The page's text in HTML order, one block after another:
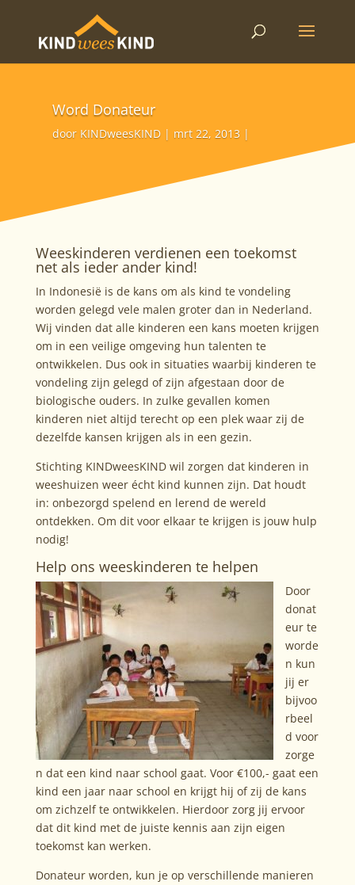
Word Donateur
door KINDweesKIND mrt 22, 2013
Weeskinderen verdienen een toekomst
net als ieder ander kind!
In Indonesië is de kans om als kind te vondeling
worden gelegd vele malen groter dan in Nederland.
Wij vinden dat alle kinderen een kans moeten krijgen
om in een veilige omgeving hun talenten te
ontwikkelen. Dus ook in situaties waarbij kinderen te
vondeling zijn gelegd of zijn afgestaan door de
biologische ouders. In zulke gevallen komen
kinderen niet altijd terecht op een plek waar zij de
dezelfde kansen krijgen als in een gezin.
Stichting KINDweesKIND wil zorgen dat kinderen in
weeshuizen weer écht kind kunnen zijn. Dat houdt
in: onbezorgd spelend en lerend de wereld
ontdekken. Om dit voor elkaar te krijgen is jouw hulp
nodig!
Help ons weeskinderen te helpen
Door
donat
eur te
worde
n kun
jij er
bijvoo
rbeel
d voor
zorge
n dat een kind naar school gaat. Voor €100,- gaat een
kind een jaar naar school en krijgt hij of zij de kans
om zichzelf te ontwikkelen. Hierdoor zorg jij ervoor
dat dit kind met de juiste kennis aan zijn eigen
toekomst kan werken.
Donateur worden, kun je op verschillende manieren